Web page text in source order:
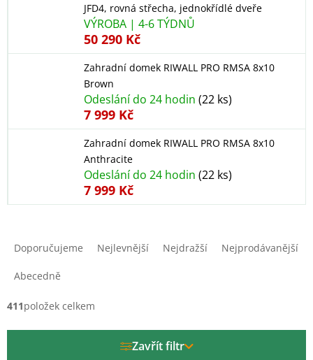
JFD4, rovná střecha, jednokřídlé dveře
VÝROBA | 4-6 TÝDNŮ
50 290 Kč
Zahradní domek RIWALL PRO RMSA 8x10
Brown
Odeslání do 24 hodin (22 ks)
7 999 Kč
Zahradní domek RIWALL PRO RMSA 8x10
Anthracite
Odeslání do 24 hodin (22 ks)
7 999 Kč
í
Doporučujeme Nejlevnější Nejdražší Nejprodávanější
Abecedně
411položek celkem
Zavřít filtr